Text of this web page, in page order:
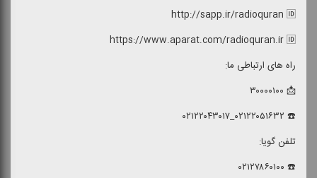
http://sapp.ir/radioquran 🆔
https://www.aparat.com/radioquran.ir 🆔
راه های ارتباطی ما:
📩 ۳۰۰۰۰۱۰۰
☎️ ۰۲۱۲۲۰۵۱۶۳۲_۰۲۱۲۲۰۴۳۰۱۷
تلفن گویا:
☎️ ۰۲۱۲۷۸۶۰۱۰۰